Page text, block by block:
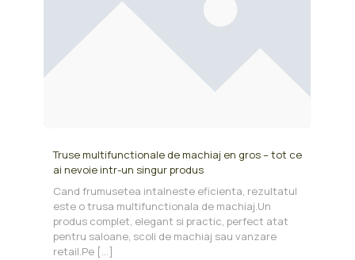
Truse multifunctionale de machiaj en gros – tot ce
ai nevoie intr-un singur produs
Cand frumusetea intalneste eficienta, rezultatul
este o trusa multifunctionala de machiaj.Un
produs complet, elegant si practic, perfect atat
pentru saloane, scoli de machiaj sau vanzare
retail.Pe[…]